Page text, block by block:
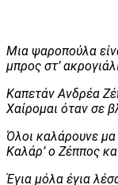
Μια ψαροπούλα
μπρος στ’
Καπετάν Ανδρέα
Χαίρομαι όταν σε
Όλοι καλάρουνε μα
Καλάρ’ ο Ζέππος
Έγια μόλα έγια